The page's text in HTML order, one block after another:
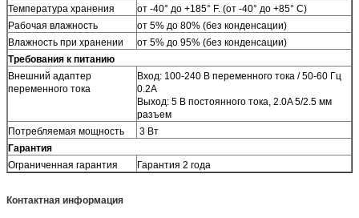
Температура хранения
от -40° до +185° F. (от -40° до +85° C)
Рабочая влажность
от 5% до 80% (без конденсации)
Влажность при хранении
от 5% до 95% (без конденсации)
Требования к питанию
Внешний адаптер
переменного тока
Вход: 100-240 В переменного тока / 50-60 Гц
0.2A
Выход: 5 В постоянного тока, 2.0A 5/2.5 мм
разъем
Потребляемая мощность
3 Вт
Гарантия
Ограниченная гарантия
Гарантия 2 года
Контактная информация